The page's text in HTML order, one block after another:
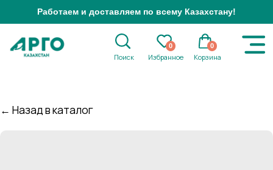
Избранное Корзина
0
Работаем и доставляем по всему Казахстану!